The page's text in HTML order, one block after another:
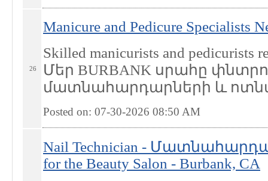
26
Manicure and Pedicure Specialists
Skilled manicurists and pedicurists
Մեր BURBANK սրահը
մատնահարդարների և
Posted on: 07-30-2026 08:50 AM
Nail Technician - Մատնահարդար
for the Beauty Salon - Burbank, CA